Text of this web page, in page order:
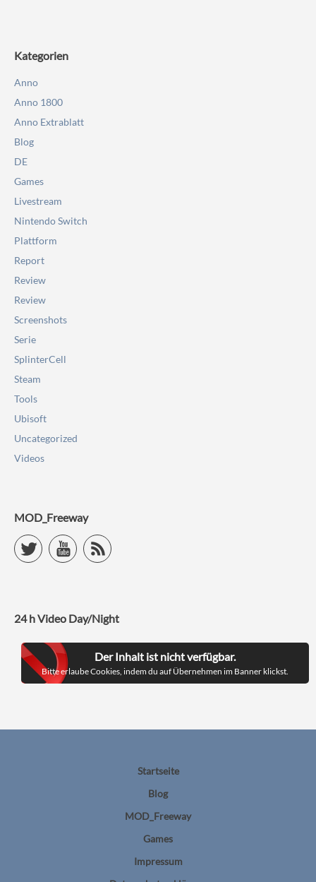
Kategorien
Anno
Anno 1800
Anno Extrablatt
Blog
DE
Games
Livestream
Nintendo Switch
Plattform
Report
Review
Review
Screenshots
Serie
SplinterCell
Steam
Tools
Ubisoft
Uncategorized
Videos
MOD_Freeway
Twitter YouTubeRSS Feed
24 h Video Day/Night
Der Inhalt ist nicht verfügbar.
Bitte erlaube Cookies, indem du auf Übernehmen im Banner klickst.
Startseite
Blog
MOD_Freeway
Games
Impressum